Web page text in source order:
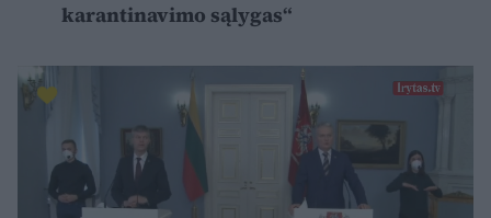
karantinavimo sąlygas“